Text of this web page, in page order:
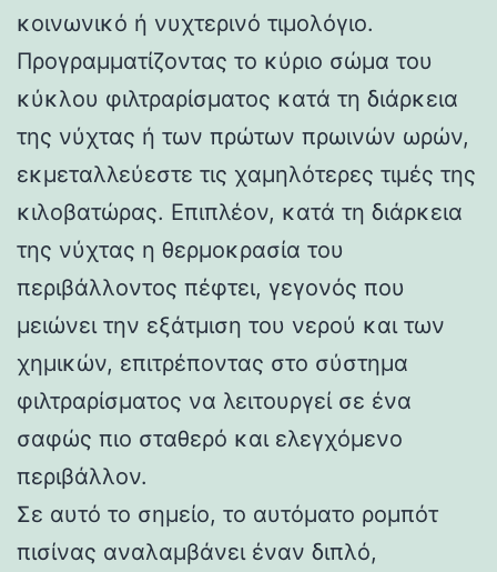
κοινωνικό ή νυχτερινό τιμολόγιο.
Προγραμματίζοντας το κύριο σώμα του
κύκλου φιλτραρίσματος κατά τη διάρκεια
της νύχτας ή των πρώτων πρωινών ωρών,
εκμεταλλεύεστε τις χαμηλότερες τιμές της
κιλοβατώρας. Επιπλέον, κατά τη διάρκεια
της νύχτας η θερμοκρασία του
περιβάλλοντος πέφτει, γεγονός που
μειώνει την εξάτμιση του νερού και των
χημικών, επιτρέποντας στο σύστημα
φιλτραρίσματος να λειτουργεί σε ένα
σαφώς πιο σταθερό και ελεγχόμενο
περιβάλλον.
Σε αυτό το σημείο, το αυτόματο ρομπότ
πισίνας αναλαμβάνει έναν διπλό,